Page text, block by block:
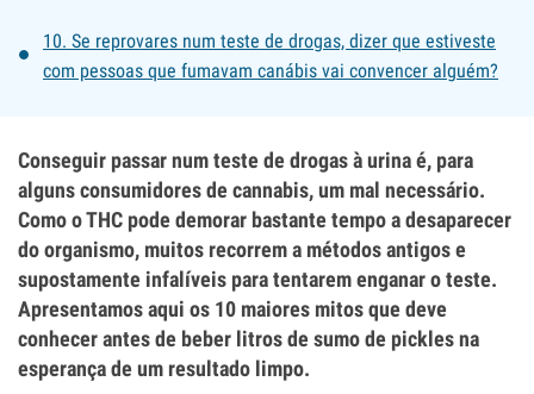
10. Se reprovares num teste de drogas, dizer que estiveste
com pessoas que fumavam canábis vai convencer alguém?
Conseguir passar num teste de drogas à urina é, para
alguns consumidores de cannabis, um mal necessário.
Como o THC pode demorar bastante tempo a desaparecer
do organismo, muitos recorrem a métodos antigos e
supostamente infalíveis para tentarem enganar o teste.
Apresentamos aqui os 10 maiores mitos que deve
conhecer antes de beber litros de sumo de pickles na
esperança de um resultado limpo.